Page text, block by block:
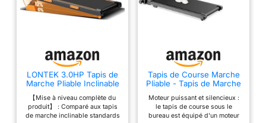
LONTEK 3.0HP Tapis de
Marche Pliable Inclinable
Réglables
【Mise à niveau complète du
produit】 : Comparé aux tapis
de marche inclinable standards
Tapis de Course Marche
Pliable - Tapis de Marche
Pad Electrique Silencieux
Tapis Roulant 10 km/h
Treadmill Compact pour
Moteur puissant et silencieux :
le tapis de course sous le
bureau est équipé d'un moteur